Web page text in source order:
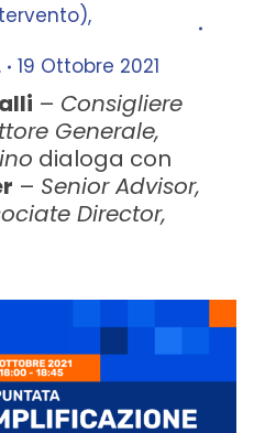
,
19 Ottobre 2021
– Consigliere
Generale,
dialoga con
– Senior Advisor,
Director,